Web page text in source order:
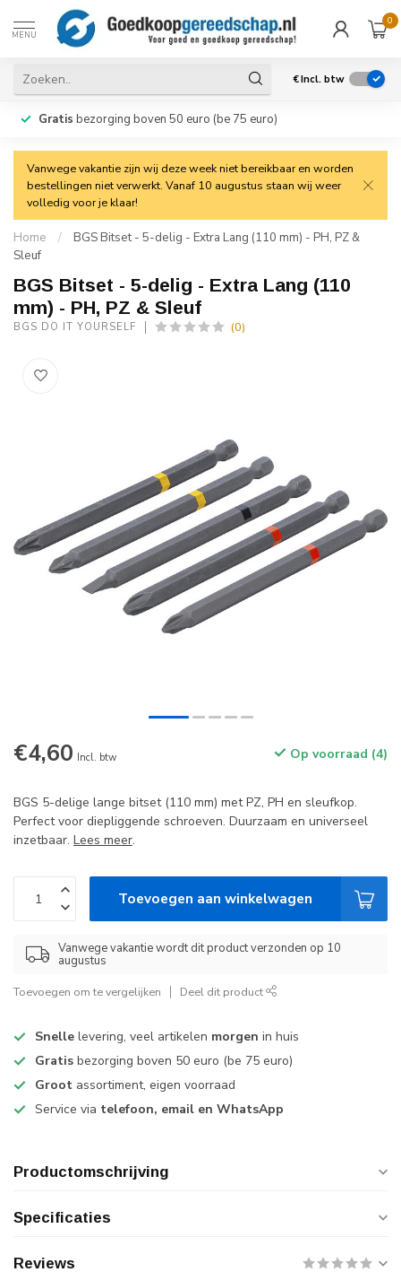
MENU
0
€Incl. btw
Gratis bezorging boven 50 euro (be 75 euro)
Vanwege vakantie zijn wij deze week niet bereikbaar en worden
bestellingen niet verwerkt. Vanaf 10 augustus staan wij weer
volledig voor je klaar!
Home /
BGS Bitset - 5-delig - Extra Lang (110 mm) - PH, PZ &
Sleuf
BGS Bitset - 5-delig - Extra Lang (110
mm) - PH, PZ & Sleuf
BGS DO IT YOURSELF (0)
€4,60 Incl. btw Op voorraad (4)
BGS 5-delige lange bitset (110 mm) met PZ, PH en sleufkop.
Perfect voor diepliggende schroeven. Duurzaam en universeel
inzetbaar. Lees meer.
Toevoegen aan winkelwagen
Vanwege vakantie wordt dit product verzonden op 10
augustus
Toevoegen om te vergelijken Deel dit product
Snelle levering, veel artikelen morgen in huis
Gratis bezorging boven 50 euro (be 75 euro)
Groot assortiment, eigen voorraad
Service via telefoon, email en WhatsApp
Productomschrijving
Specificaties
Reviews